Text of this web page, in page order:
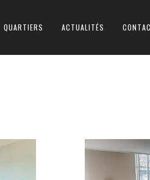
QUARTIERS ACTUALITÉS